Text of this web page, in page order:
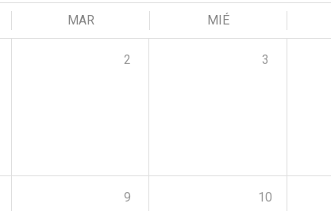
MAR MIÉ
2 3
9 10